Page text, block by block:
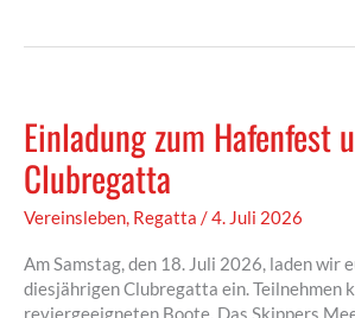
Einladung zum Hafenfest
Clubregatta
Vereinsleben, Regatta /4. Juli 2026
Am Samstag, den 18. Juli 2026, laden wir
diesjährigen Clubregatta ein. Teilnehmen
reviergeeigneten Boote. Das Skippers